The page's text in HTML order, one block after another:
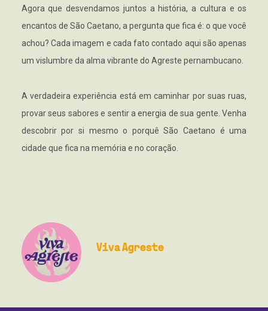
Agora que desvendamos juntos a história, a cultura e os
encantos de São Caetano, a pergunta que fica é: o que você
achou? Cada imagem e cada fato contado aqui são apenas
um vislumbre da alma vibrante do Agreste pernambucano.
A verdadeira experiência está em caminhar por suas ruas,
provar seus sabores e sentir a energia de sua gente. Venha
descobrir por si mesmo o porquê São Caetano é uma
cidade que fica na memória e no coração.
Viva Agreste